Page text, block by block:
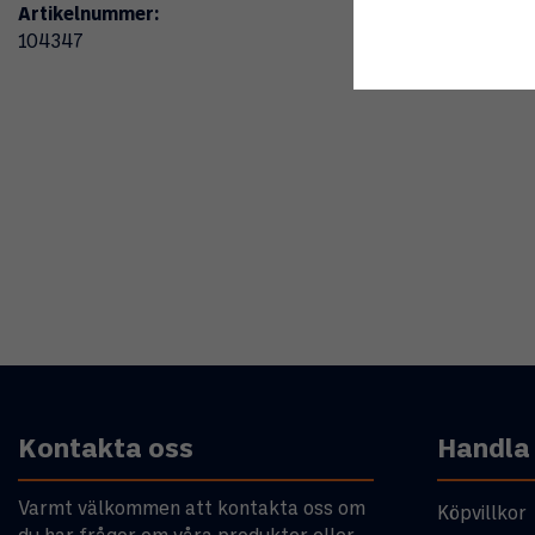
Artikelnummer:
104347
Kontakta oss
Varmt välkommen att kontakta oss om
Handla
Köpvillkor